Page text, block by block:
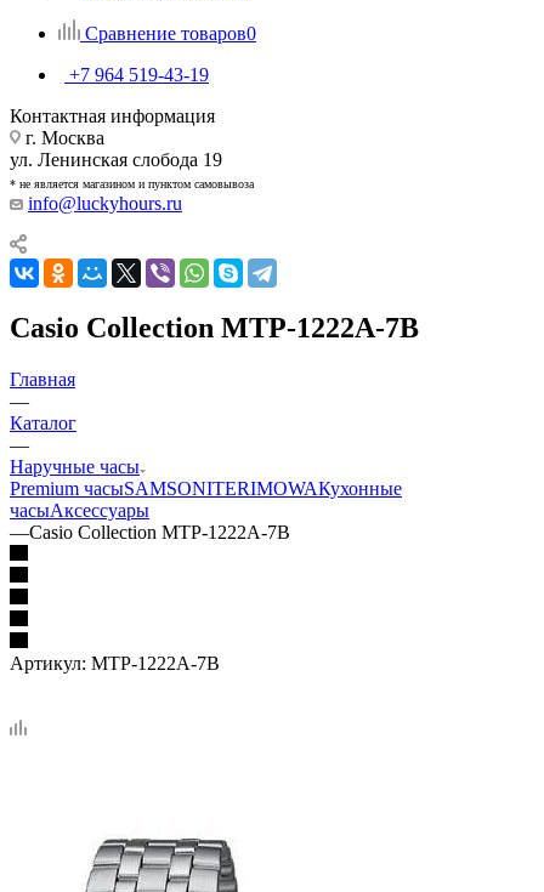
Сравнение товаров0
+7 964 519-43-19
Контактная информация
г. Москва
ул. Ленинская слобода 19
* не является магазином и пунктом самовывоза
info@luckyhours.ru
Casio Collection MTP-1222A-7B
Главная
—
Каталог
—
Наручные часы
Premium часыSAMSONITERIMOWAКухонные
часыАксессуары
—Casio Collection MTP-1222A-7B
Артикул: MTP-1222A-7B